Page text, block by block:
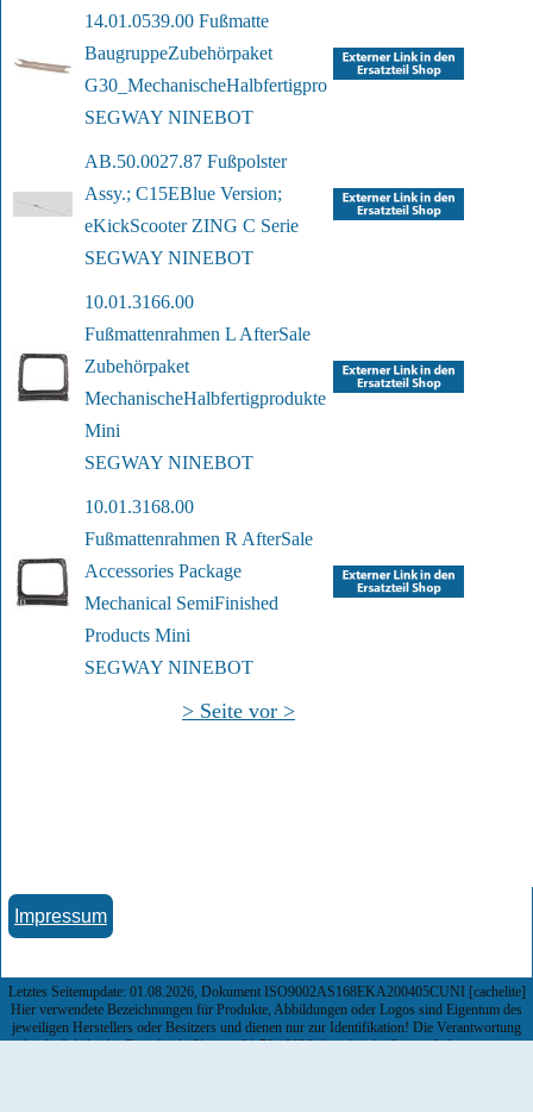
14.01.0539.00 Fußmatte
BaugruppeZubehörpaket
G30_MechanischeHalbfertigprodukte
SEGWAY NINEBOT
AB.50.0027.87 Fußpolster
Assy.; C15EBlue Version;
eKickScooter ZING C Serie
SEGWAY NINEBOT
10.01.3166.00
Fußmattenrahmen L AfterSale
Zubehörpaket
MechanischeHalbfertigprodukte
Mini
SEGWAY NINEBOT
10.01.3168.00
Fußmattenrahmen R AfterSale
Accessories Package
Mechanical SemiFinished
Products Mini
SEGWAY NINEBOT
> Seite vor >
Impressum